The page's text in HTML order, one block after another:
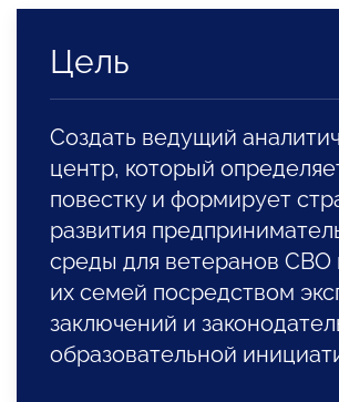
Цель
Создать ведущий
центр, который
повестку и формирует
развития
среды для ветеранов СВО
их семей посредством
заключений и
образовательной